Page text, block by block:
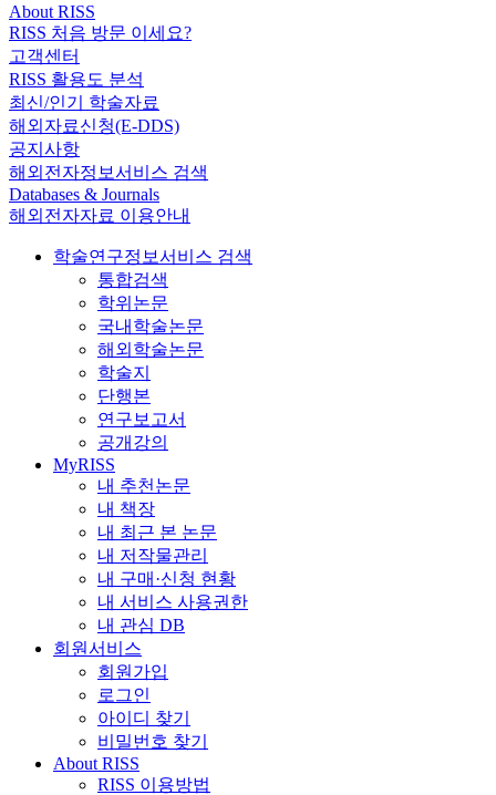
About RISS
RISS 처음 방문 이세요?
고객센터
RISS 활용도 분석
최신/인기 학술자료
해외자료신청(E-DDS)
공지사항
해외전자정보서비스 검색
Databases & Journals
해외전자자료 이용안내
학술연구정보서비스 검색
통합검색
학위논문
국내학술논문
해외학술논문
학술지
단행본
연구보고서
공개강의
MyRISS
내 추천논문
내 책장
내 최근 본 논문
내 저작물관리
내 구매·신청 현황
내 서비스 사용권한
내 관심 DB
회원서비스
회원가입
로그인
아이디 찾기
비밀번호 찾기
About RISS
RISS 이용방법